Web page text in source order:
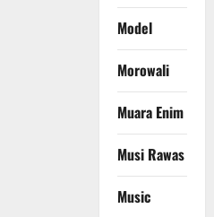
Model
Morowali
Muara Enim
Musi Rawas
Music